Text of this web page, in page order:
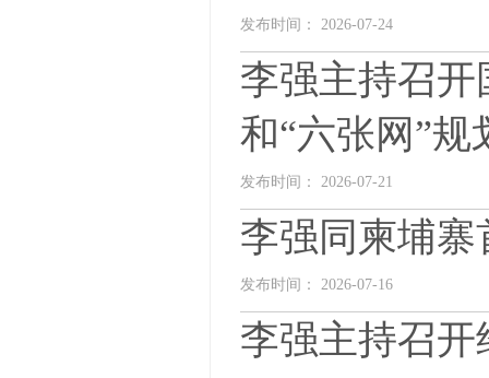
发布时间： 2026-07-24
李强主持召
和“六张网”
发布时间： 2026-07-21
李强同柬埔
发布时间： 2026-07-16
李强主持召